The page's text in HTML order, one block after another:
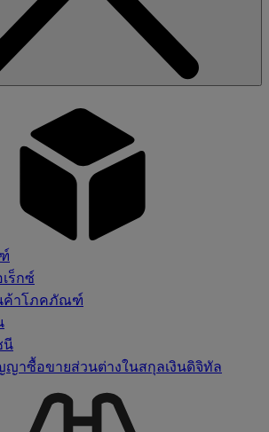
ร็กซ์
ค้าโภคภัณฑ์
นี
ญาซื้อขายส่วนต่างในสกุลเงินดิจิทัล